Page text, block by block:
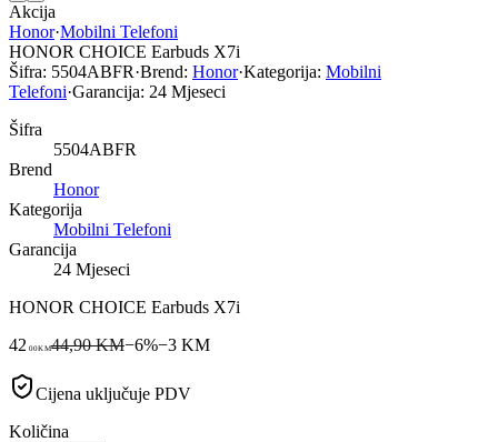
Akcija
Honor·Mobilni Telefoni
HONOR CHOICE Earbuds X7i
Šifra: 5504ABFR·Brend: Honor·Kategorija: Mobilni
Telefoni·Garancija: 24 Mjeseci
Šifra
5504ABFR
Brend
Honor
Kategorija
Mobilni Telefoni
Garancija
24 Mjeseci
HONOR CHOICE Earbuds X7i
42 00KM44,90 KM−6%−3KM
Cijena uključuje PDV
Količina